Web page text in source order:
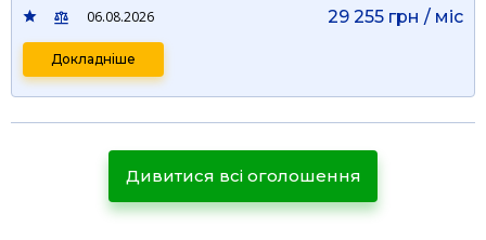
06.08.2026 29 255 грн / мiс
Докладніше
Дивитися всі оголошення